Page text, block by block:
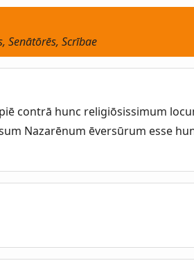
Senātōrēs, Scrībae
contrā hunc religiōsissimum
Nazarēnum ēversūrum esse